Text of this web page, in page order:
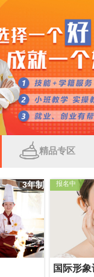
精品专区
3年制 报名中
国际形